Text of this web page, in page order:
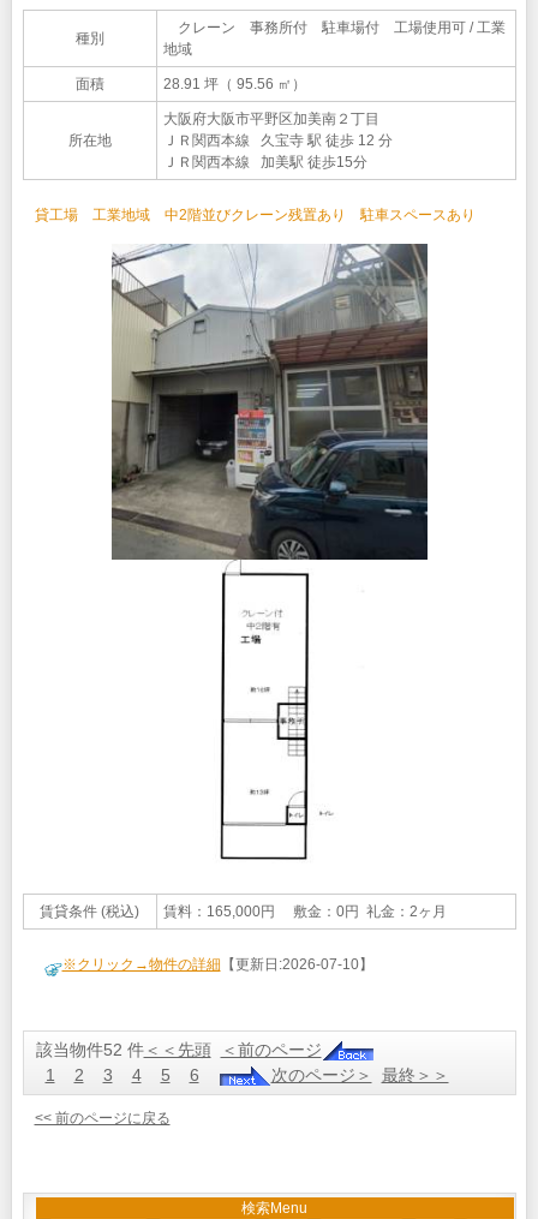
種別
クレーン 事務所付 駐車場付 工場使用可 / 工業
地域
面積 28.91 坪（ 95.56 ㎡）
所在地
大阪府大阪市平野区加美南２丁目
ＪＲ関西本線 久宝寺 駅 徒歩 12 分
ＪＲ関西本線 加美駅 徒歩15分
貸工場 工業地域 中2階並びクレーン残置あり 駐車スペースあり
賃貸条件 (税込) 賃料：165,000円 敷金：0円 礼金：2ヶ月
※クリック→物件の詳細 【更新日:2026-07-10】
該当物件52 件＜＜先頭
＜前のページ
1
2 3 4 5 6 次のページ＞ 最終＞＞
<< 前のページに戻る
検索Menu